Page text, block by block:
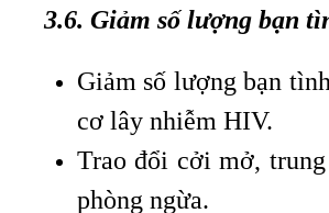
3.6. Giảm số lượng bạn
Giảm số lượng bạn
cơ lây nhiễm HIV.
Trao đổi cởi mở,
phòng ngừa.